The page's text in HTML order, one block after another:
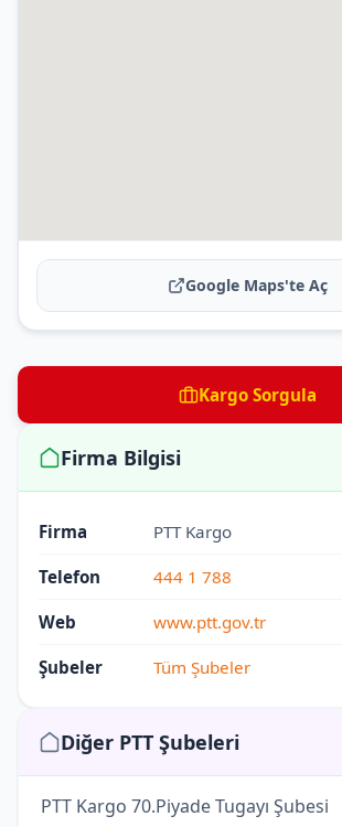
Google Maps'te Aç
Kargo Sorgula
Firma Bilgisi
Firma PTT Kargo
Telefon 444 1 788
Web www.ptt.gov.tr
Şubeler Tüm Şubeler
Diğer PTT Şubeleri
PTT Kargo 70.Piyade Tugayı Şubesi